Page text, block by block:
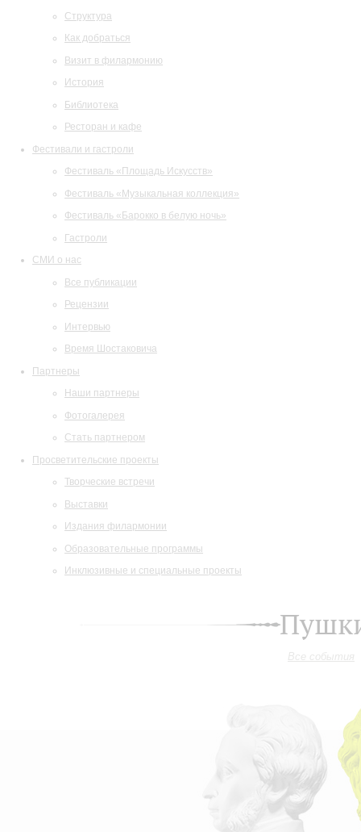
Структура
Как добраться
Визит в филармонию
История
Библиотека
Ресторан и кафе
Фестивали и гастроли
Фестиваль «Площадь Искусств»
Фестиваль «Музыкальная коллекция»
Фестиваль «Барокко в белую ночь»
Гастроли
СМИ о нас
Все публикации
Рецензии
Интервью
Время Шостаковича
Партнеры
Наши партнеры
Фотогалерея
Стать партнером
Просветительские проекты
Творческие встречи
Выставки
Издания филармонии
Образовательные программы
Инклюзивные и специальные проекты
Все события